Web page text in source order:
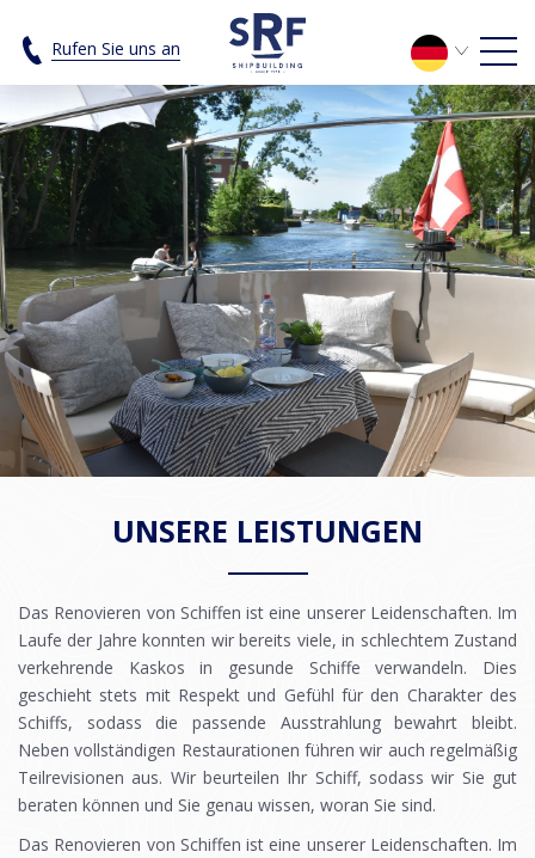
Archief Diensten - SRF Shipbuilding
Rufen Sie uns an
UNSERE LEISTUNGEN
Das Renovieren von Schiffen ist eine unserer Leidenschaften. Im
Laufe der Jahre konnten wir bereits viele, in schlechtem Zustand
verkehrende Kaskos in gesunde Schiffe verwandeln. Dies
geschieht stets mit Respekt und Gefühl für den Charakter des
Schiffs, sodass die passende Ausstrahlung bewahrt bleibt.
Neben vollständigen Restaurationen führen wir auch regelmäßig
Teilrevisionen aus. Wir beurteilen Ihr Schiff, sodass wir Sie gut
beraten können und Sie genau wissen, woran Sie sind.
Das Renovieren von Schiffen ist eine unserer Leidenschaften. Im